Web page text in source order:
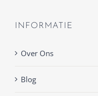
INFORMATIE
Over Ons
Blog